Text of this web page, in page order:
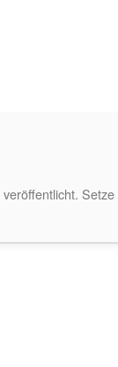
veröffentlicht.